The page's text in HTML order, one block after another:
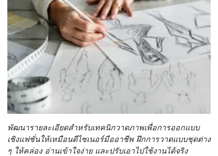
พัฒนารายละเอียดสำหรับเทคนิกวาดภาพเพื่อการออกแบบ
เชิงแฟชั่นให้เหมือนดีไซเนอร์มืออาชีพ ฝึกการวาดแบบชุดต่าง
ๆ ให้คล่อง อ่านเข้าใจง่าย และปรับเอาไปใช้งานได้จริง